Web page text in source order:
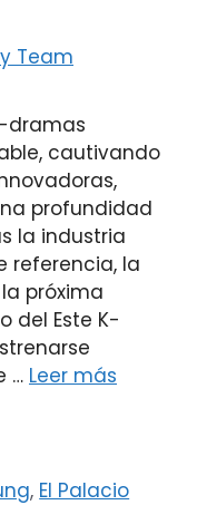
Team
dramas
cautivando
profundidad
la industria
referencia, la
próxima
del Este K-
… Leer más
, El Palacio